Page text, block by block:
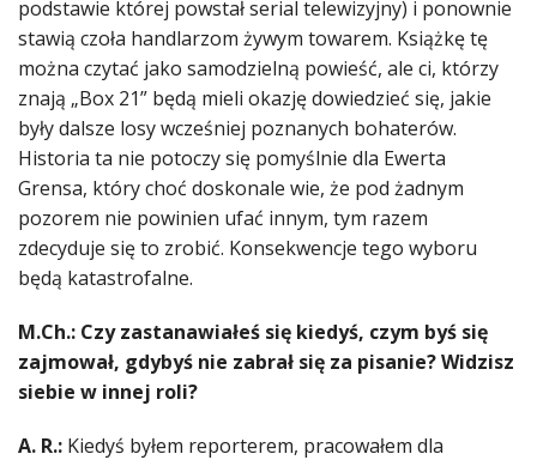
podstawie której powstał serial telewizyjny) i ponownie
stawią czoła handlarzom żywym towarem. Książkę tę
można czytać jako samodzielną powieść, ale ci, którzy
znają „Box 21” będą mieli okazję dowiedzieć się, jakie
były dalsze losy wcześniej poznanych bohaterów.
Historia ta nie potoczy się pomyślnie dla Ewerta
Grensa, który choć doskonale wie, że pod żadnym
pozorem nie powinien ufać innym, tym razem
zdecyduje się to zrobić. Konsekwencje tego wyboru
będą katastrofalne.
M.Ch.: Czy zastanawiałeś się kiedyś, czym byś się
zajmował, gdybyś nie zabrał się za pisanie? Widzisz
siebie w innej roli?
A. R.: Kiedyś byłem reporterem, pracowałem dla